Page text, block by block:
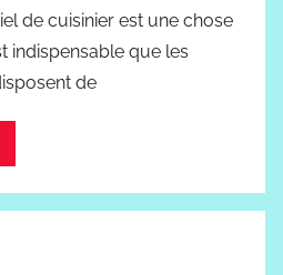
de cuisinier est une chose
indispensable que les
de